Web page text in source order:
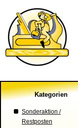
Kategorien
Sonderaktion /
Restposten